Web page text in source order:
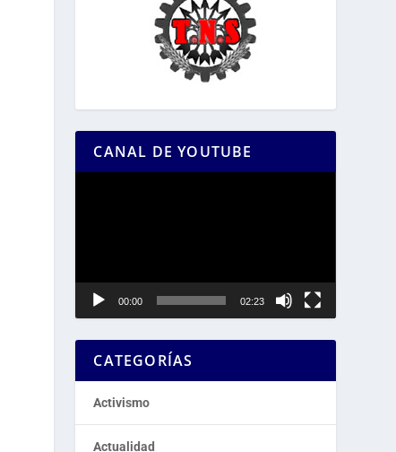
CANAL DE YOUTUBE
00:00 02:23
CATEGORÍAS
Activismo
Actualidad